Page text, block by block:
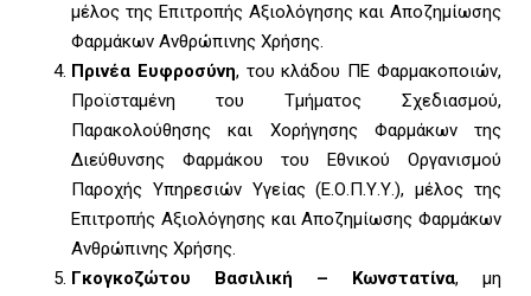
μέλος της Επιτροπής Αξιολόγησης και Αποζημίωσης
Φαρμάκων Ανθρώπινης Χρήσης.
Πρινέα Ευφροσύνη, του κλάδου ΠΕ Φαρμακοποιών,
Προϊσταμένη του Τμήματος Σχεδιασμού,
Παρακολούθησης και Χορήγησης Φαρμάκων της
Διεύθυνσης Φαρμάκου του Εθνικού Οργανισμού
Παροχής Υπηρεσιών Υγείας (Ε.Ο.Π.Υ.Υ.), μέλος της
Επιτροπής Αξιολόγησης και Αποζημίωσης Φαρμάκων
Ανθρώπινης Χρήσης.
Γκογκοζώτου Βασιλική – Κωνστατίνα, μη